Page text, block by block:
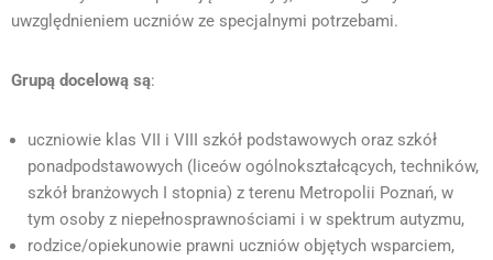
uwzględnieniem uczniów ze specjalnymi potrzebami.
Grupą docelową są:
uczniowie klas VII i VIII szkół podstawowych oraz szkół
ponadpodstawowych (liceów ogólnokształcących, techników,
szkół branżowych I stopnia) z terenu Metropolii Poznań, w
tym osoby z niepełnosprawnościami i w spektrum autyzmu,
rodzice/opiekunowie prawni uczniów objętych wsparciem,